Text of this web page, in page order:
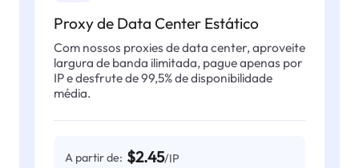
Proxy de Data Center Estático
Com nossos proxies de data center, aproveite
largura de banda ilimitada, pague apenas por
IP e desfrute de 99,5% de disponibilidade
média.
A partir de: $2.45/IP